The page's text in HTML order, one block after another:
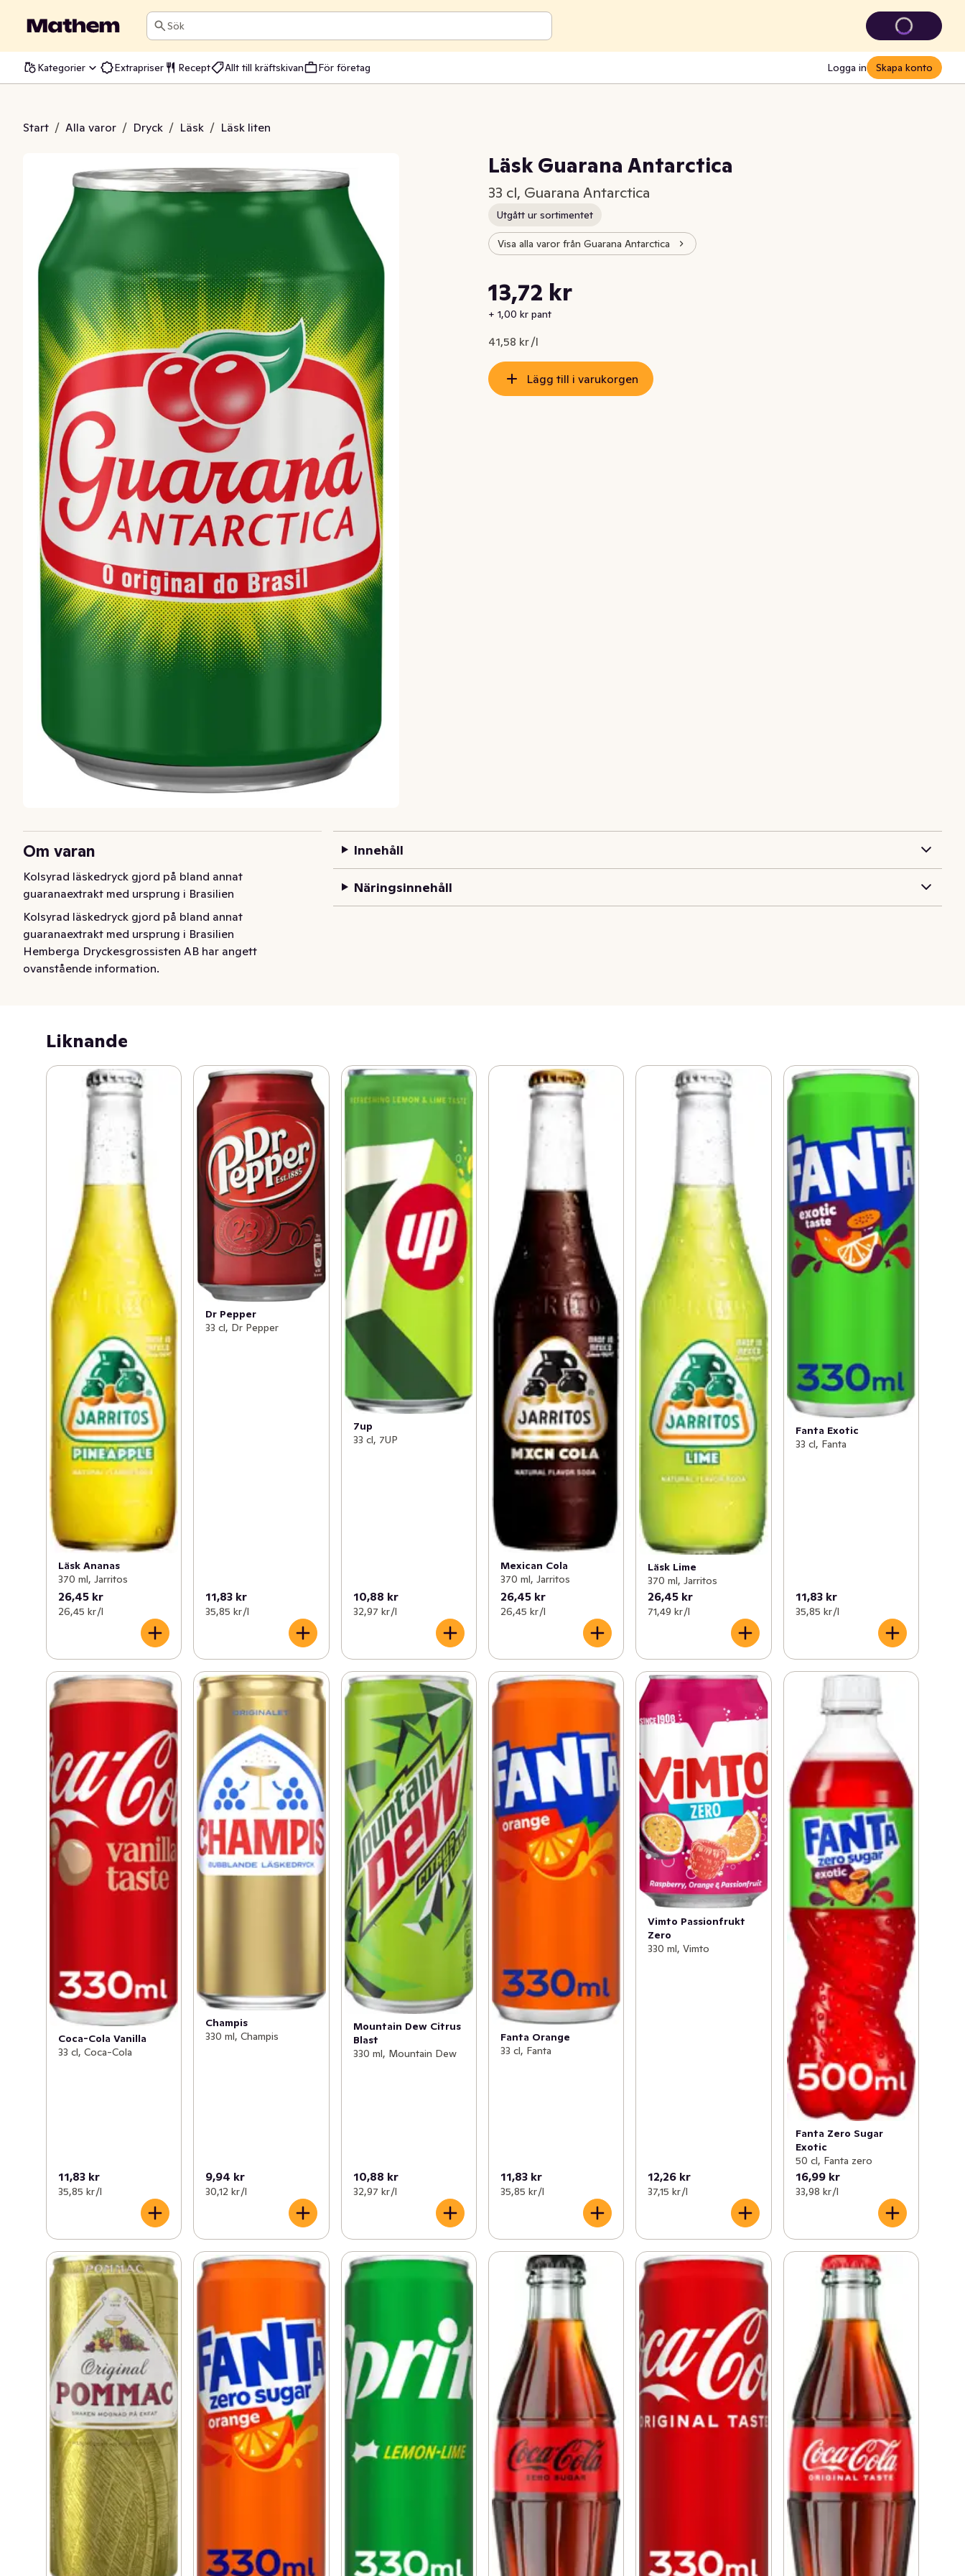
Sök
Kategorier Extrapriser Recept Allt till kräftskivan För företag Logga in Skapa konto
Start / Alla varor / Dryck / Läsk / Läsk liten
Antarctica
Läsk Guarana Antarctica
33 cl, Guarana Antarctica
Utgått ur sortimentet
Visa alla varor från Guarana Antarctica
Nuvarande pris är: 13,72 kr
13,72 kr
+ 1,00 kr pant
41,58 kr /l
Styckpris: 41,58 kr /l
Lägg till i varukorgen
Om varan
Kolsyrad läskedryck gjord på bland annat
guaranaextrakt med ursprung i Brasilien
Kolsyrad läskedryck gjord på bland annat
guaranaextrakt med ursprung i Brasilien
Hemberga Dryckesgrossisten AB har angett
ovanstående information.
Innehåll
Näringsinnehåll
Liknande
Läsk Ananas
370 ml, Jarritos
26,45 kr
26,45 kr /l
Dr Pepper
33 cl, Dr Pepper
11,83 kr
35,85 kr /l
7up
33 cl, 7UP
10,88 kr
32,97 kr /l
Mexican Cola
370 ml, Jarritos
26,45 kr
26,45 kr /l
Läsk Lime
370 ml, Jarritos
26,45 kr
71,49 kr /l
Fanta Exotic
33 cl, Fanta
11,83 kr
35,85 kr /l
Coca-Cola Vanilla
33 cl, Coca-Cola
11,83 kr
35,85 kr /l
Champis
330 ml, Champis
9,94 kr
30,12 kr /l
Mountain Dew Citrus
Blast
330 ml, Mountain Dew
10,88 kr
32,97 kr /l
Fanta Orange
33 cl, Fanta
11,83 kr
35,85 kr /l
Vimto Passionfrukt
Zero
330 ml, Vimto
12,26 kr
37,15 kr /l
Fanta Zero Sugar
Exotic
50 cl, Fanta zero
16,99 kr
33,98 kr /l